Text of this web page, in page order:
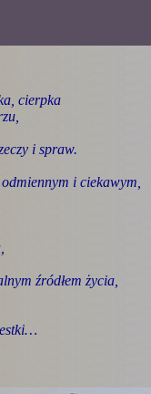
cierpka
i spraw.
i ciekawym,
źródłem życia,